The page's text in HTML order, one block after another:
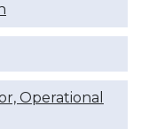
Operational